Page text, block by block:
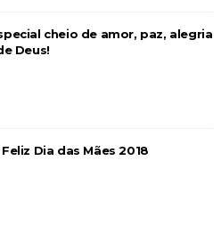
cheio de amor, paz, alegria
Deus!
Dia das Mães 2018